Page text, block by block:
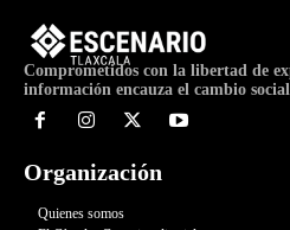
Comprometidos con la libertad de
información encauza el cambio
Organización
Quienes somos